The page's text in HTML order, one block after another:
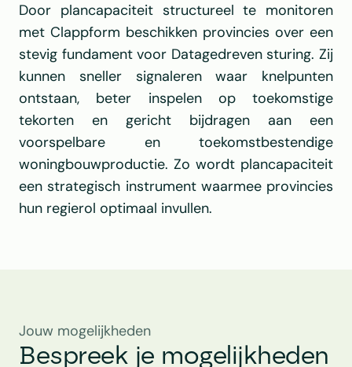
Door plancapaciteit structureel te monitoren
met Clappform beschikken provincies over een
stevig fundament voor Datagedreven sturing. Zij
kunnen sneller signaleren waar knelpunten
ontstaan, beter inspelen op toekomstige
tekorten en gericht bijdragen aan een
voorspelbare en toekomstbestendige
woningbouwproductie. Zo wordt plancapaciteit
een strategisch instrument waarmee provincies
hun regierol optimaal invullen.
Jouw mogelijkheden
Bespreek je mogelijkheden